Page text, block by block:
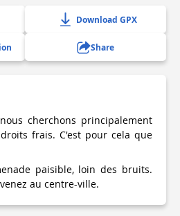
Download GPX
Share
cherchons principalement
frais. C'est pour cela que
paisible, loin des bruits.
au centre-ville.